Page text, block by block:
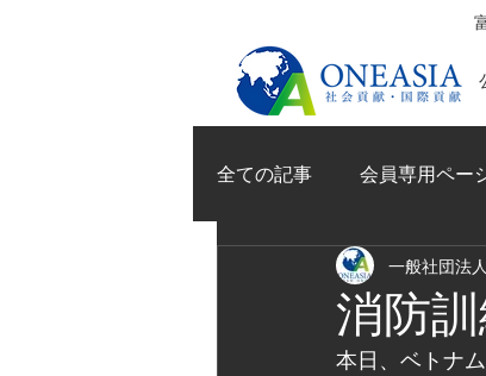
全ての記事 会員専用ペー
消防
一般社団法
本日、ベトナ